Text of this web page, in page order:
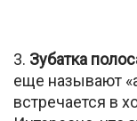
3. Зубатка
еще называют
встречается в